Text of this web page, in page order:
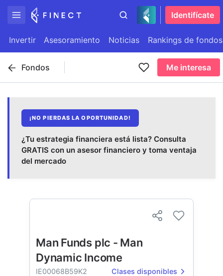
Identifícate
Invertir Asesoramiento Noticias Rankings de fondos
Fondos Me interesa
¡NO PIERDAS LA OPORTUNIDAD!
¿Tu estrategia financiera está lista? Consulta
GRATIS con un asesor financiero y toma ventaja
del mercado
Man Funds plc - Man
Dynamic Income
IE00068B59K2 Clases disponibles